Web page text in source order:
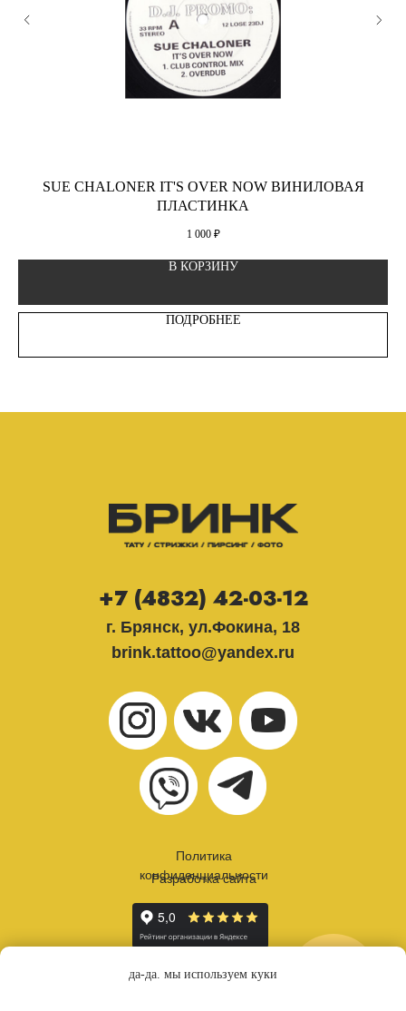
SUE CHALONER IT'S OVER NOW ВИНИЛОВАЯ
ПЛАСТИНКА
1 000 ₽
В КОРЗИНУ
ПОДРОБНЕЕ
г. Брянск, ул.Фокина, 18
brink.tattoo@yandex.ru
+7 (4832) 42-03-12
Политика
конфиденциальности
Разработка сайта
да-да. мы используем куки